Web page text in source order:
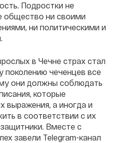
Подростки не
общество ни своими
ни политическими и
в Чечне страх стал
чеченцев все
они должны соблюдать
которые
выражения, а иногда и
в соответствии с их
Вместе с
завели Telegram-канал